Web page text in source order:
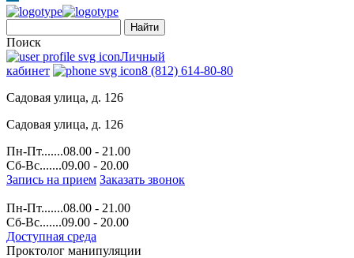
Поиск
Личный
кабинет
8 (812) 614-80-80
Садовая улица, д. 126
Садовая улица, д. 126
Пн-Пт.......08.00 - 21.00
Сб-Вс.......09.00 - 20.00
Запись на прием Заказать звонок
Пн-Пт.......08.00 - 21.00
Сб-Вс.......09.00 - 20.00
Доступная среда
Проктолог манипуляции